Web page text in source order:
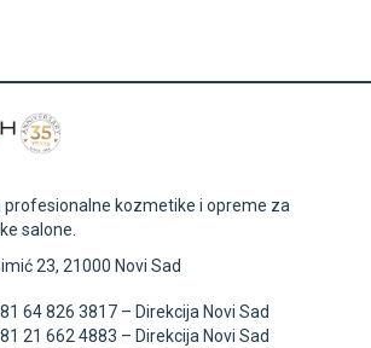
profesionalne kozmetike i opreme za
salone.
23, 21000 Novi Sad
64 826 3817 – Direkcija Novi Sad
21 662 4883 – Direkcija Novi Sad